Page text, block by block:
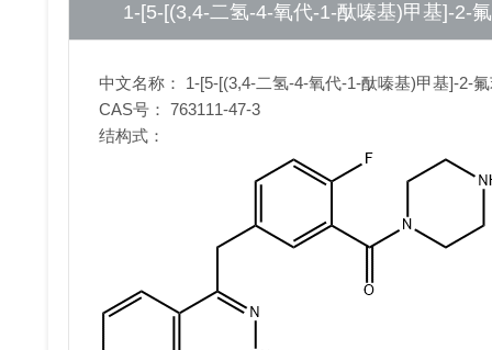
1-[5-[(3,4-二氢-4-氧代-1-酞嗪基)甲基]-2-
中文名称： 1-[5-[(3,4-二氢-4-氧代-1-酞嗪基)甲基]-2-
CAS号： 763111-47-3
结构式：